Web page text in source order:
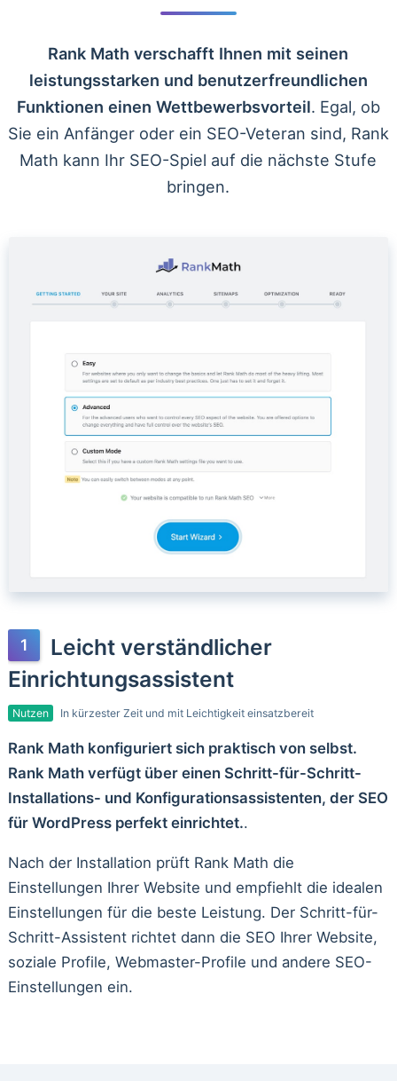
Rank Math verschafft Ihnen mit seinen
leistungsstarken und benutzerfreundlichen
Funktionen einen Wettbewerbsvorteil. Egal, ob
Sie ein Anfänger oder ein SEO-Veteran sind, Rank
Math kann Ihr SEO-Spiel auf die nächste Stufe
bringen.
Leicht verständlicher
Einrichtungsassistent
Nutzen In kürzester Zeit und mit Leichtigkeit einsatzbereit
Rank Math konfiguriert sich praktisch von selbst.
Rank Math verfügt über einen Schritt-für-Schritt-
Installations- und Konfigurationsassistenten, der SEO
für WordPress perfekt einrichtet..
Nach der Installation prüft Rank Math die
Einstellungen Ihrer Website und empfiehlt die idealen
Einstellungen für die beste Leistung. Der Schritt-für-
Schritt-Assistent richtet dann die SEO Ihrer Website,
soziale Profile, Webmaster-Profile und andere SEO-
Einstellungen ein.